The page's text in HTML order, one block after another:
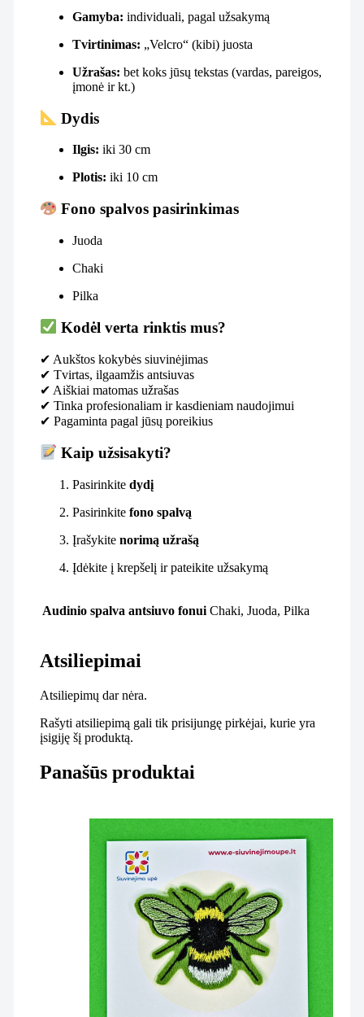
Gamyba: individuali, pagal užsakymą
Tvirtinimas: „Velcro“ (kibi) juosta
Užrašas: bet koks jūsų tekstas (vardas, pareigos,
įmonė ir kt.)
Dydis
Ilgis: iki 30 cm
Plotis: iki 10 cm
Fono spalvos pasirinkimas
Juoda
Chaki
Pilka
Kodėl verta rinktis mus?
✔ Aukštos kokybės siuvinėjimas
✔ Tvirtas, ilgaamžis antsiuvas
✔ Aiškiai matomas užrašas
✔ Tinka profesionaliam ir kasdieniam naudojimui
✔ Pagaminta pagal jūsų poreikius
Kaip užsisakyti?
Pasirinkite dydį
Pasirinkite fono spalvą
Įrašykite norimą užrašą
Įdėkite į krepšelį ir pateikite užsakymą
Audinio spalva antsiuvo fonui Chaki, Juoda, Pilka
Atsiliepimai
Atsiliepimų dar nėra.
Rašyti atsiliepimą gali tik prisijungę pirkėjai, kurie yra
įsigiję šį produktą.
Panašūs produktai